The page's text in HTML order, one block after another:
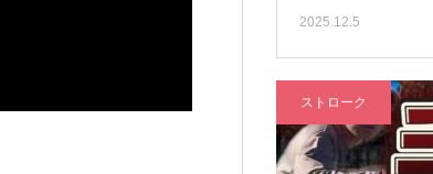
2025.12.5
ストローク